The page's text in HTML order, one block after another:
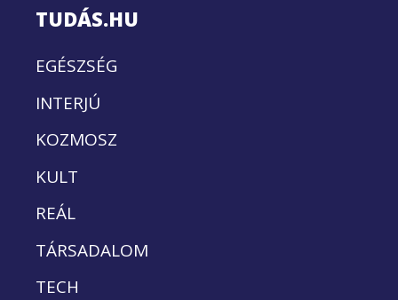
TUDÁS.HU
EGÉSZSÉG
INTERJÚ
KOZMOSZ
KULT
REÁL
TÁRSADALOM
TECH